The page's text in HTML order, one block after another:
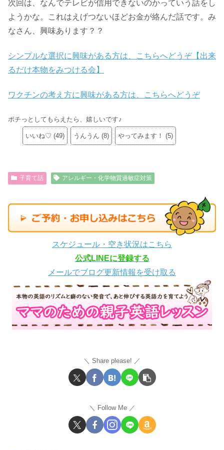
次回は、なんでテレビが信用できないのかっていう話をし
ようかな。これはえげつないほどお金が絡んだ話です。み
なさん、興味あります？？
シンプルな選択に興味がある方は、こちらへどうぞ【出来
るだけ本物をみつける会】
ワクチンの考え方に興味がある方は、こちらへどうぞ
ポチっとしてもらえたら、嬉しいです♪
いいね♡ (49) うんうん (8) やってみます！ (5)
子育て話 アレルギー・化学物質過敏症対策
スケジュール・空き状況はこちら
公式LINEに登録する
メールでブログ更新情報を受け取る
Share please!
Follow Me